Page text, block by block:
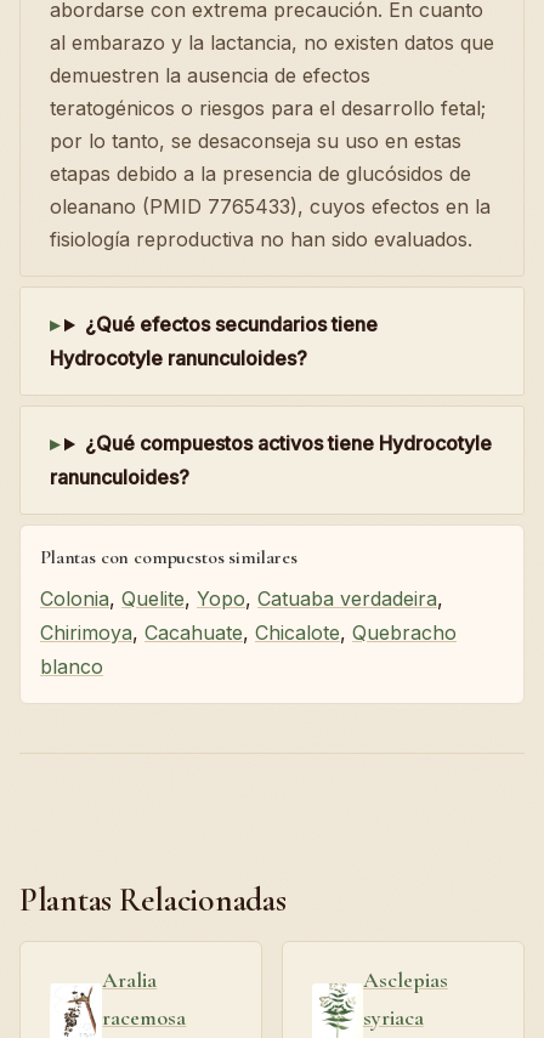
abordarse con extrema precaución. En cuanto
al embarazo y la lactancia, no existen datos que
demuestren la ausencia de efectos
teratogénicos o riesgos para el desarrollo fetal;
por lo tanto, se desaconseja su uso en estas
etapas debido a la presencia de glucósidos de
oleanano (PMID 7765433), cuyos efectos en la
fisiología reproductiva no han sido evaluados.
¿Qué efectos secundarios tiene
Hydrocotyle ranunculoides?
¿Qué compuestos activos tiene Hydrocotyle
ranunculoides?
Plantas con compuestos similares
Colonia, Quelite, Yopo, Catuaba verdadeira,
Chirimoya, Cacahuate, Chicalote, Quebracho
blanco
Plantas Relacionadas
Aralia
racemosa
Asclepias
syriaca